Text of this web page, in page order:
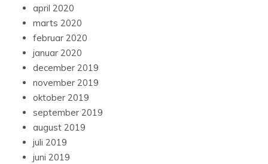
april 2020
marts 2020
februar 2020
januar 2020
december 2019
november 2019
oktober 2019
september 2019
august 2019
juli 2019
juni 2019